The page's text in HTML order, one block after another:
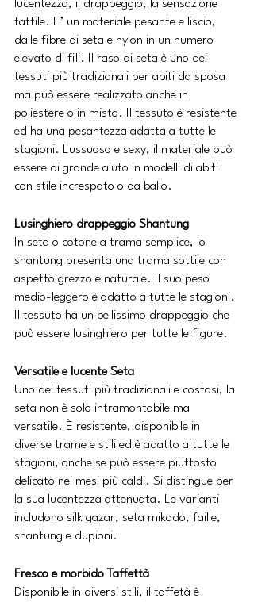
lucentezza, il drappeggio, la sensazione
tattile. E’ un materiale pesante e liscio,
dalle fibre di seta e nylon in un numero
elevato di fili. Il raso di seta è uno dei
tessuti più tradizionali per abiti da sposa
ma può essere realizzato anche in
poliestere o in misto. Il tessuto è resistente
ed ha una pesantezza adatta a tutte le
stagioni. Lussuoso e sexy, il materiale può
essere di grande aiuto in modelli di abiti
con stile increspato o da ballo.
Lusinghiero drappeggio Shantung
In seta o cotone a trama semplice, lo
shantung presenta una trama sottile con
aspetto grezzo e naturale. Il suo peso
medio-leggero è adatto a tutte le stagioni.
Il tessuto ha un bellissimo drappeggio che
può essere lusinghiero per tutte le figure.
Versatile e lucente Seta
Uno dei tessuti più tradizionali e costosi, la
seta non è solo intramontabile ma
versatile. È resistente, disponibile in
diverse trame e stili ed è adatto a tutte le
stagioni, anche se può essere piuttosto
delicato nei mesi più caldi. Si distingue per
la sua lucentezza attenuata. Le varianti
includono silk gazar, seta mikado, faille,
shantung e dupioni.
Fresco e morbido Taffettà
Disponibile in diversi stili, il taffetà è